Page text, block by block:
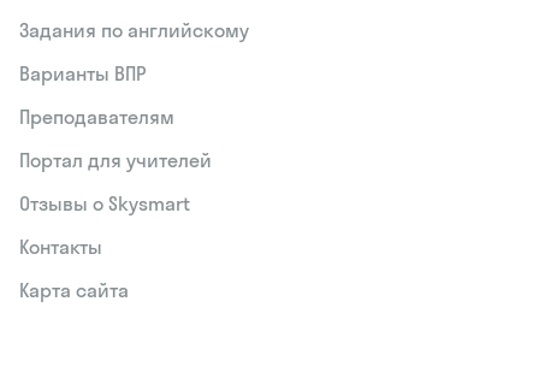
Задания по английскому
Варианты ВПР
Преподавателям
Портал для учителей
Отзывы о Skysmart
Контакты
Карта сайта